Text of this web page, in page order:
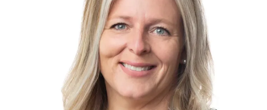
Devenir membre